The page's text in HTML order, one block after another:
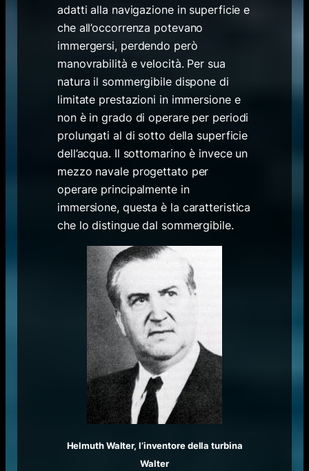
adatti alla navigazione in superficie e
che all’occorrenza potevano
immergersi, perdendo però
manovrabilità e velocità. Per sua
natura il sommergibile dispone di
limitate prestazioni in immersione e
non è in grado di operare per periodi
prolungati al di sotto della superficie
dell’acqua. Il sottomarino è invece un
mezzo navale progettato per
operare principalmente in
immersione, questa è la caratteristica
che lo distingue dal sommergibile.
Helmuth Walter, l’inventore della turbina
Walter